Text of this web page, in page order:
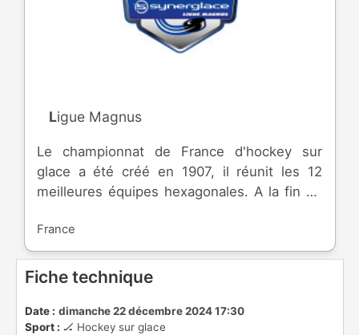
Ligue Magnus
Le championnat de France d'hockey sur
glace a été créé en 1907, il réunit les 12
meilleures équipes hexagonales. A la fin de
s'affrontent lors de play-offs afin de gagner
la Coupe Magnus, du nom de Louis Magnus.
Les quatre derniers disputent la poule de
maintien, pour ne pas descendre dans
l'échelon inférieur, la Division 1.
France
Fiche technique
Date : dimanche 22 décembre 2024 17:30
Sport : 🏒 Hockey sur glace